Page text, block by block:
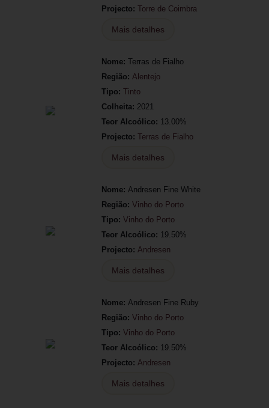
Projecto: Torre de Coimbra
Mais detalhes
Nome: Terras de Fialho
Região: Alentejo
Tipo: Tinto
Colheita: 2021
Teor Alcoólico: 13.00%
Projecto: Terras de Fialho
Mais detalhes
Nome: Andresen Fine White
Região: Vinho do Porto
Tipo: Vinho do Porto
Teor Alcoólico: 19.50%
Projecto: Andresen
Mais detalhes
Nome: Andresen Fine Ruby
Região: Vinho do Porto
Tipo: Vinho do Porto
Teor Alcoólico: 19.50%
Projecto: Andresen
Mais detalhes